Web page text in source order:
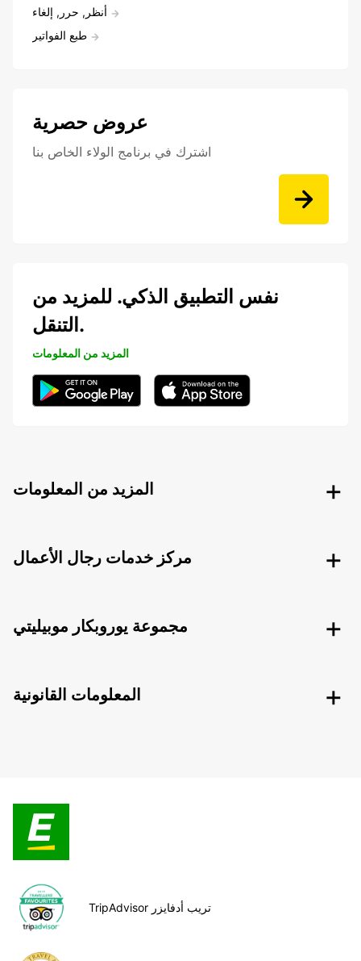
أنظر, حرر, إلغاء
طبع الفواتير
عروض حصرية
اشترك في برنامج الولاء الخاص بنا
نفس التطبيق الذكي. للمزيد من
التنقل.
المزيد من المعلومات
المزيد من المعلومات
مركز خدمات رجال الأعمال
مجموعة يوروبكار موبيليتي
المعلومات القانونية
TripAdvisor تريب أدفايزر